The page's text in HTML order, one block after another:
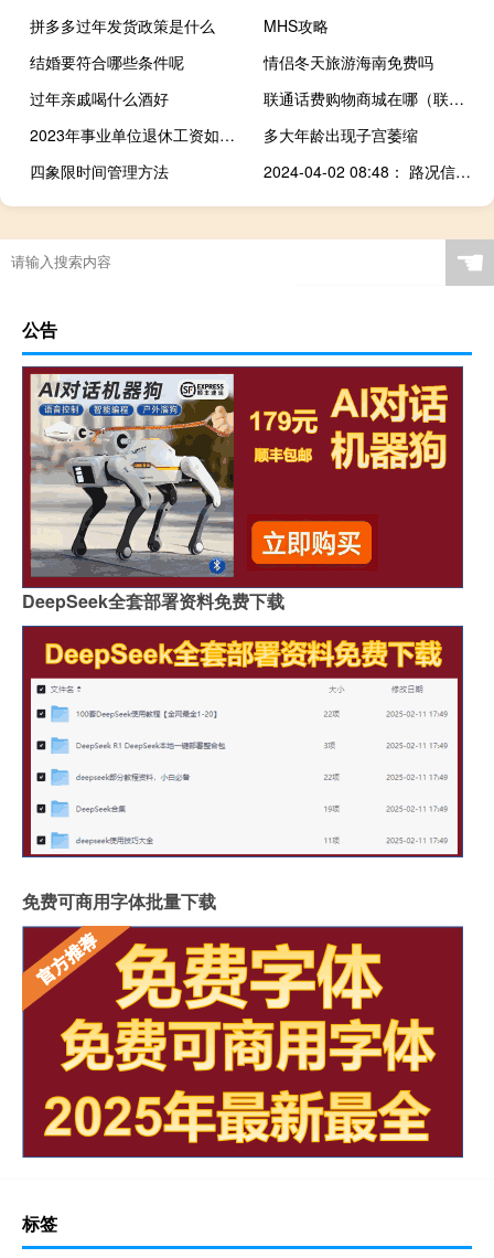
拼多多过年发货政策是什么
MHS攻略
结婚要符合哪些条件呢
情侣冬天旅游海南免费吗
过年亲戚喝什么酒好
联通话费购物商城在哪（联通话费购物商城）
2023年事业单位退休工资如何计算
多大年龄出现子宫萎缩
四象限时间管理方法
2024-04-02 08:48： 路况信息：2024年4月2日8时40分，京港澳高速潭耒（衡耒）段冠市收费站附近以北K1667处北往南因一辆小车侧翻占用超车道和行车道，途经车辆需谨慎慢行。Sa85Za ​​​
☚
公告
DeepSeek全套部署资料免费下载
免费可商用字体批量下载
标签